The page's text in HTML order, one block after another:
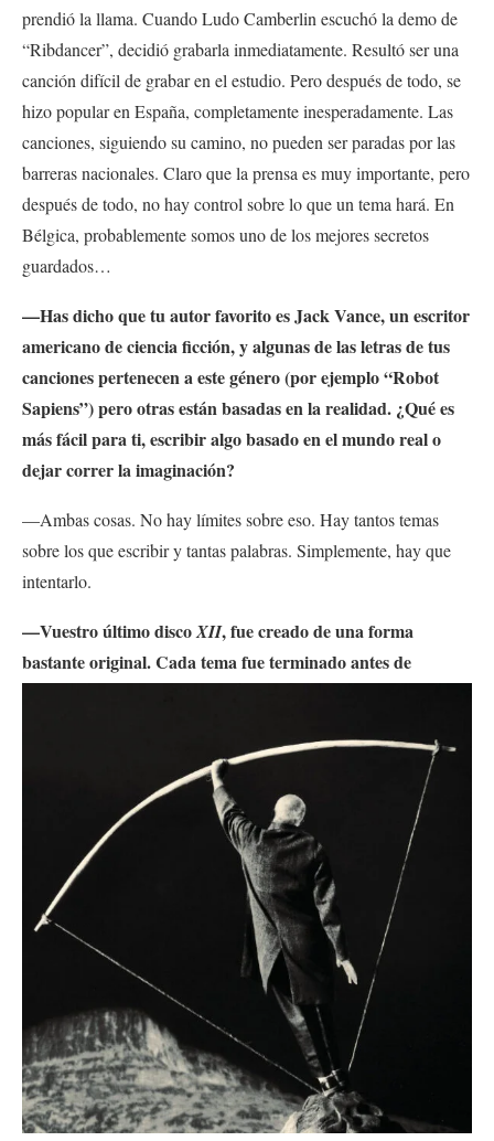
prendió la llama. Cuando Ludo Camberlin escuchó la demo de
“Ribdancer”, decidió grabarla inmediatamente. Resultó ser una
canción difícil de grabar en el estudio. Pero después de todo, se
hizo popular en España, completamente inesperadamente. Las
canciones, siguiendo su camino, no pueden ser paradas por las
barreras nacionales. Claro que la prensa es muy importante, pero
después de todo, no hay control sobre lo que un tema hará. En
Bélgica, probablemente somos uno de los mejores secretos
guardados…
—Has dicho que tu autor favorito es Jack Vance, un escritor
americano de ciencia ficción, y algunas de las letras de tus
canciones pertenecen a este género (por ejemplo “Robot
Sapiens”) pero otras están basadas en la realidad. ¿Qué es
más fácil para ti, escribir algo basado en el mundo real o
dejar correr la imaginación?
—Ambas cosas. No hay límites sobre eso. Hay tantos temas
sobre los que escribir y tantas palabras. Simplemente, hay que
intentarlo.
—Vuestro último discoXII, fue creado de una forma
bastante original. Cada tema fue terminadoantes de